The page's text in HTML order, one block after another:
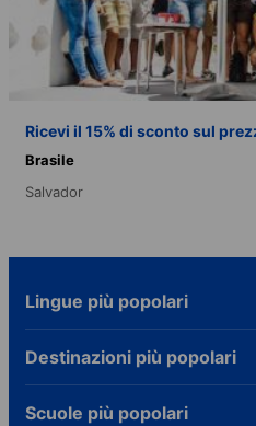
Ricevi il 15% di sconto sul
Brasile
Salvador
Lingue più popolari
Destinazioni più popolari
Scuole più popolari